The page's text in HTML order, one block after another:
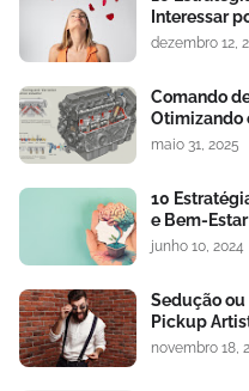
Interessar
dezembro 12,
Comando
Otimizando
maio 31, 2025
10
e Bem-
junho 10, 2024
Sedução ou
Pickup
novembro 18,